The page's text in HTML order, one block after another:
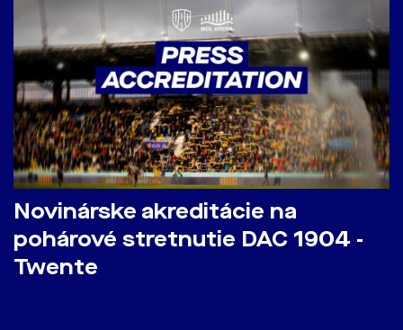
Novinárske akreditácie na
pohárové stretnutie DAC 1904 -
Twente